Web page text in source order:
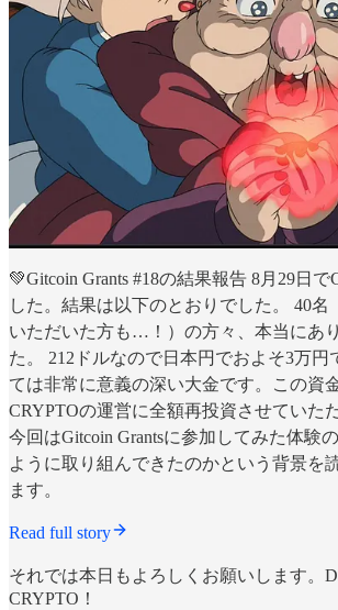
💚Gitcoin Grants #18の結果報告 8月29日で
した。結果は以下のとおりでした。 40名
いただいた方も…！）の方々、本当にあ
た。 212ドルなので日本円でおよそ3万円
ては非常に意義の深い大金です。この資
CRYPTOの運営に全額再投資させていた
今回はGitcoin Grantsに参加してみた体験
ように取り組んできたのかという背景を
ます。
Read full story
それでは本日もよろしくお願いします。
CRYPTO！